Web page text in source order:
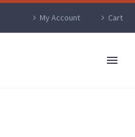
My Account Cart